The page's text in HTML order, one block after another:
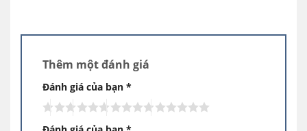
mang đến sự tiện lợi cho bạn trong việc tìm
kiếm thực phẩm cần dùng khi lấy và cho vào
thực phẩm bên trong tủ cũng như giảm bớt
tình trạng hơi lạnh thoát ra ngoài gây tiêu hao
điện năng.
Thêm một đánh giá
Đánh giá của bạn *